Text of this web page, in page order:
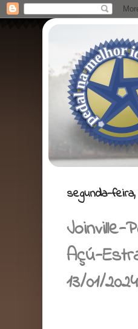
segunda-
Joinville-
Açú-
13/01/2024